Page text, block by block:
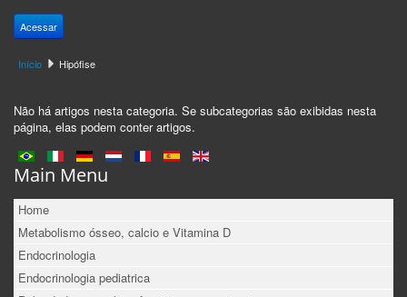
Acessar
Início Hipófise
Não há artigos nesta categoria. Se subcategorias são exibidas nesta
página, elas podem conter artigos.
Main Menu
Home
Metabolismo ósseo, calcio e Vitamina D
Endocrinologia
Endocrinologia pediatrica